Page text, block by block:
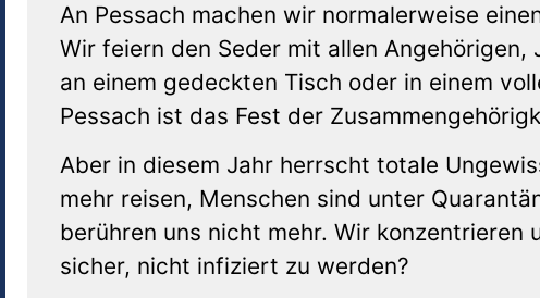
An Pessach machen wir normalerweise
Wir feiern den Seder mit allen
an einem gedeckten Tisch oder in einem
Pessach ist das Fest der
Aber in diesem Jahr herrscht totale
mehr reisen, Menschen sind unter
berühren uns nicht mehr. Wir
sicher, nicht infiziert zu werden?